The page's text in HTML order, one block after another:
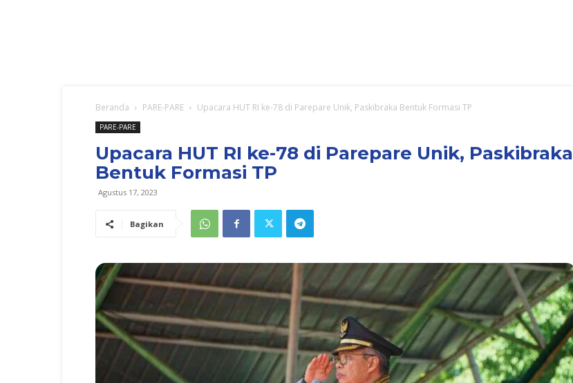
Beranda PARE-PARE Upacara HUT RI ke-78 di Parepare Unik, Paskibraka Bentuk Formasi TP
PARE-PARE
Upacara HUT RI ke-78 di Parepare Unik, Paskibraka
Bentuk Formasi TP
Agustus 17, 2023
Bagikan